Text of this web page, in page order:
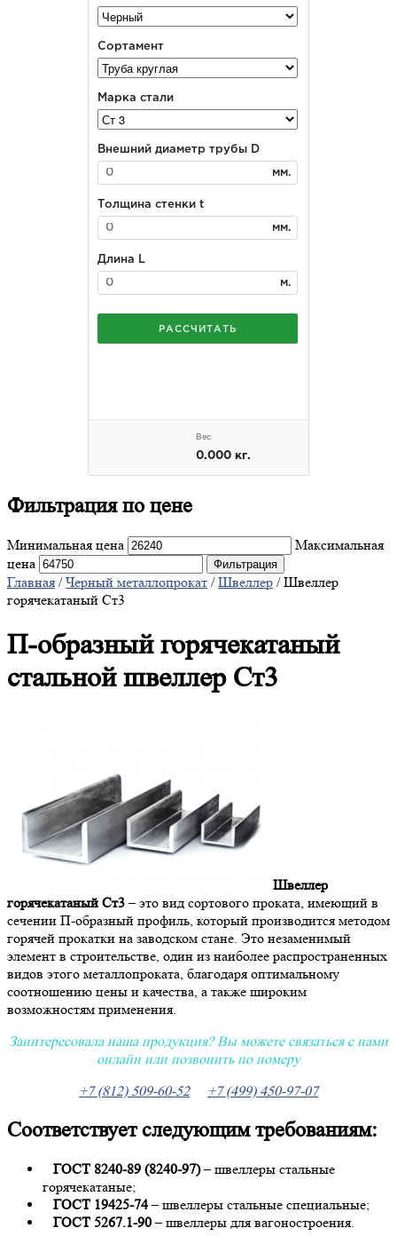
Фильтрацияпо цене
Минимальная цена
Максимальная
цена
Фильтрация
Главная /Черный металлопрокат /Швеллер / Швеллер
горячекатаный Ст3
П-образный горячекатаный
стальной швеллер Ст3
Швеллер
горячекатаный Ст3– это вид сортового проката, имеющий в
сечении П-образный профиль, который производится методом
горячей прокатки на заводском стане. Это незаменимый
элемент в строительстве, один из наиболее распространенных
видов этого металлопроката, благодаря оптимальному
соотношению цены и качества, а также широким
возможностям применения.
Заинтересовала наша продукция? Вы можете связаться с нами
онлайн или позвонить по номеру
+7 (812) 509-60-52
+7 (499) 450-97-07
Соответствует следующим требованиям:
ГОСТ 8240-89 (8240-97)– швеллеры стальные
горячекатаные;
ГОСТ 19425-74– швеллеры стальные специальные;
ГОСТ 5267.1-90– швеллеры для вагоностроения.